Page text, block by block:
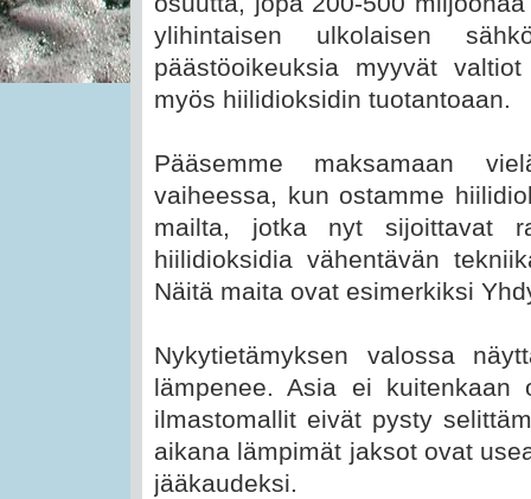
ylihintaisen ulkolaisen
päästöoikeuksia myyvät
myös hiilidioksidin tuotantoaan.
Pääsemme maksamaan
vaiheessa, kun ostamme
mailta, jotka nyt sijoittavat
hiilidioksidia vähentävän
Näitä maita ovat esimerkiksi
Nykytietämyksen valossa
lämpenee. Asia ei
ilmastomallit eivät pysty
aikana lämpimät jaksot ovat
jääkaudeksi.